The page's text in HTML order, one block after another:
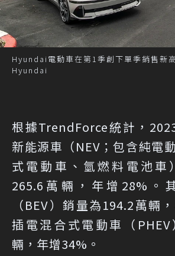
Hyundai電動車在第1季創下單季銷售新
Hyundai
根據TrendForce統計，
新能源車（NEV；包含純電
式電動車、氫燃料電池車
265.6萬輛，年增28%。
（BEV）銷量為194.2萬輛
插電混合式電動車（
輛，年增34%。